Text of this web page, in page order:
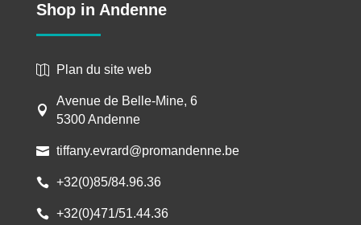
Shop in Andenne
 Plan du site web

Avenue de Belle-Mine, 6
5300 Andenne
 tiffany.evrard@promandenne.be
 +32(0)85/84.96.36
 +32(0)471/51.44.36